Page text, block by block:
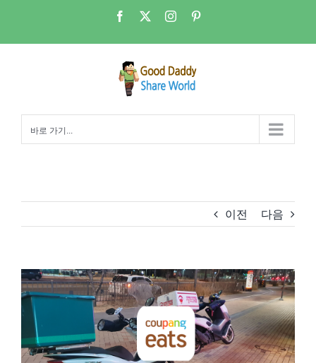
츠
Facebook Instagram
바로 가기...
이전 다음
View
Larger
Image